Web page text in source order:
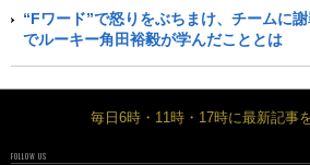
“Fワード”で怒りをぶちまけ、チームに
でルーキー角田裕毅が学んだこととは
毎日6時・11時・17時に最新記事
FOLLOW US